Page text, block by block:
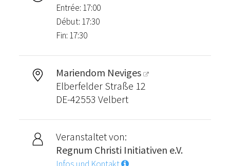
Entrée: 17:00
Début: 17:30
Fin: 17:30
Mariendom Neviges
Elberfelder Straße 12
DE-42553 Velbert
Veranstaltet von:
Regnum Christi Initiativen e.V.
Infos und Kontakt